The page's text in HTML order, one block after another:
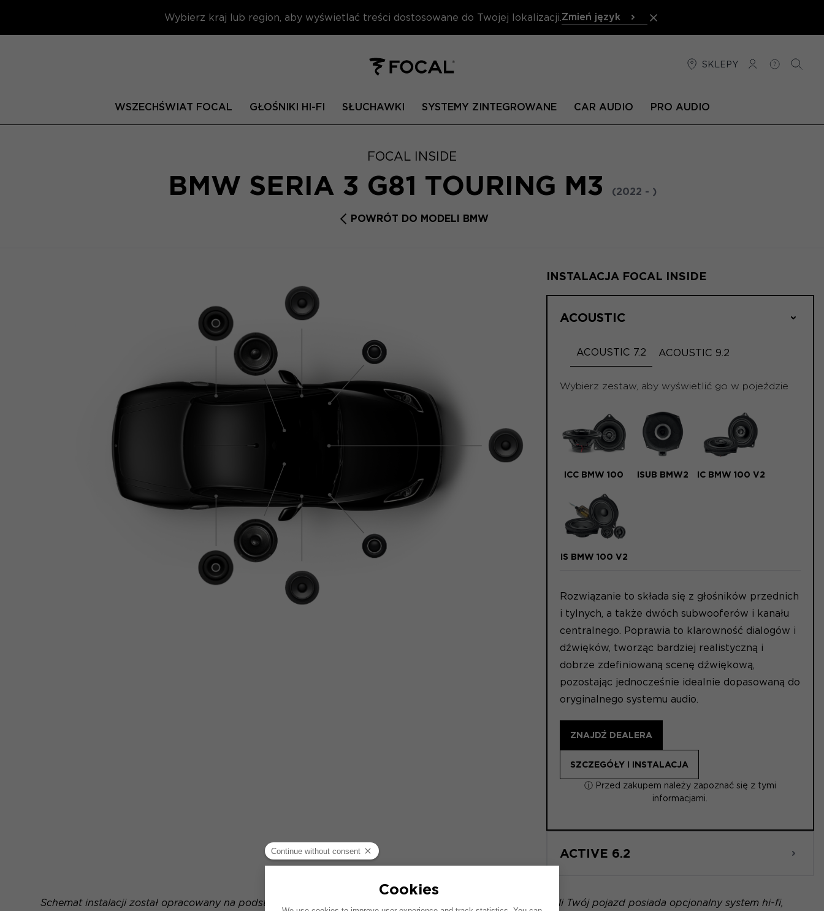
Wybierz kraj lub region, aby wyświetlać treści dostosowane do Twojej lokalizacji. Zmień język
SKLEPY
POŁĄCZENIE
POMOC
WSZECHŚWIAT FOCAL GŁOŚNIKI HI-FI SŁUCHAWKI SYSTEMY ZINTEGROWANE CAR AUDIO PRO AUDIO
FOCAL INSIDE
BMW SERIA 3 G81 TOURING M3 (2022 - )
POWRÓT DO MODELI BMW
INSTALACJA FOCAL INSIDE
ACOUSTIC
ACOUSTIC 7.2 ACOUSTIC 9.2
Wybierz zestaw, aby wyświetlić go w pojeździe
ICC BMW 100 ISUB BMW2 IC BMW 100 V2
IS BMW 100 V2
Rozwiązanie to składa się z głośników przednich
i tylnych, a także dwóch subwooferów i kanału
centralnego. Poprawia to klarowność dialogów i
dźwięków, tworząc bardziej realistyczną i
dobrze zdefiniowaną scenę dźwiękową,
pozostając jednocześnie idealnie dopasowaną do
oryginalnego systemu audio.
ZNAJDŹ DEALERA
SZCZEGÓŁY I INSTALACJA
ⓘ Przed zakupem należy zapoznać się z tymi
informacjami.
ACTIVE 6.2
Schemat instalacji został opracowany na podstawie pojazdu wyposażonego w fabryczny system audio. Jeśli Twój pojazd posiada opcjonalny system hi-fi,